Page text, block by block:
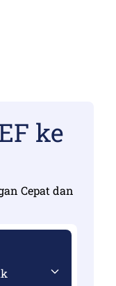
ke
Cepat dan